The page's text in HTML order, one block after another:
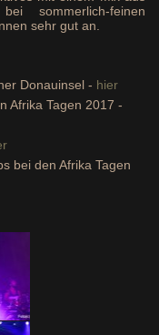
sommerlich-feinen
sehr gut an.
Donauinsel - hier
Afrika Tagen 2017 -
bei den Afrika Tagen